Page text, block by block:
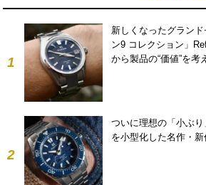
1
新しくなったグラン
ン9 コレクション」
から製品の“価値”を考
2
ついに理想の「小ぶ
を小型化した名作・